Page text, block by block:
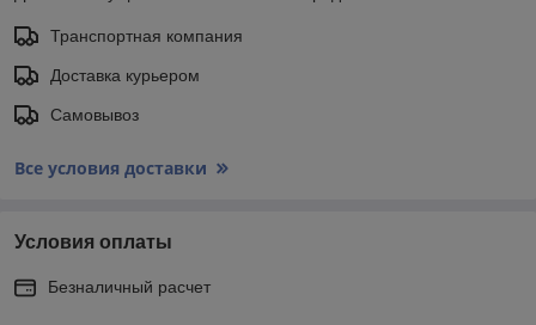
Транспортная компания
Доставка курьером
Самовывоз
Все условия доставки
Условия оплаты
Безналичный расчет